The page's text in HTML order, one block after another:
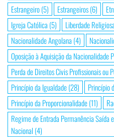
Estrangeiro(5) Estrangeiros(6)
Igreja Católica (5) Liberdade Religiosa
Nacionalidade Angolana (4)
Oposição à Aquisição da Nacionalidade
Perda de Direitos Civis Profissionais ou
Princípio da Igualdade(28) Princípio
Princípio da Proporcionalidade(11)
Regime de Entrada Permanência Saída
Nacional (4)